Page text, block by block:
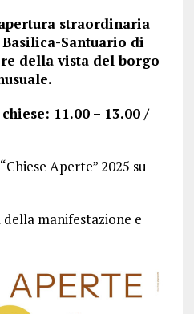
straordinaria
Santuario di
della vista del borgo
11.00 – 13.00 /
Aperte” 2025 su
manifestazione e